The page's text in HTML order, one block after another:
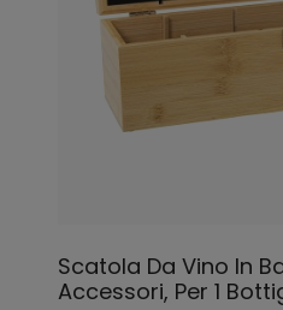
Scatola Da Vino In
Accessori, Per 1